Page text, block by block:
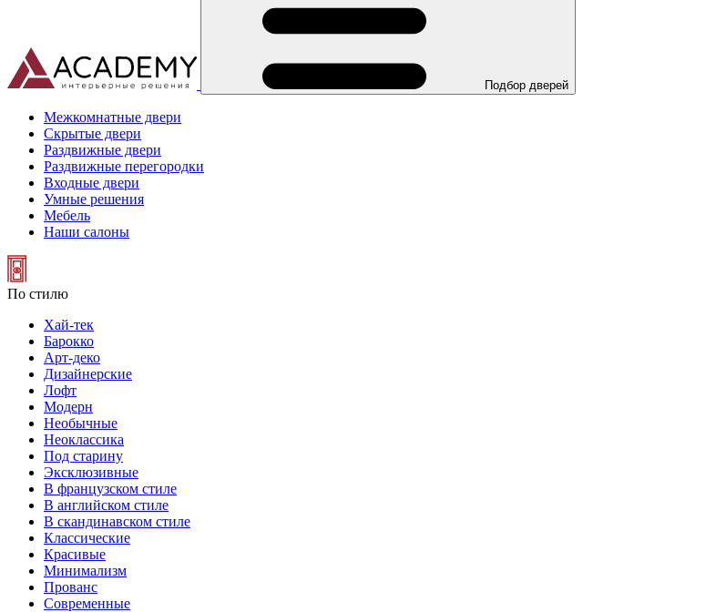
Подбор дверей
Межкомнатные двери
Скрытые двери
Раздвижные двери
Раздвижные перегородки
Входные двери
Умные решения
Мебель
Наши салоны
По стилю
Хай-тек
Барокко
Арт-деко
Дизайнерские
Лофт
Модерн
Необычные
Неоклассика
Под старину
Эксклюзивные
В французском стиле
В английском стиле
В скандинавском стиле
Классические
Красивые
Минимализм
Прованс
Современные